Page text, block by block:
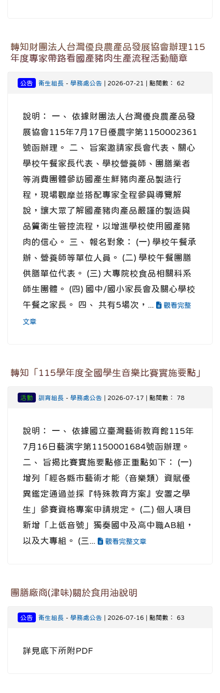
轉知財團法人台灣優良農產品發展協會辦理115
年度專家帶路看國產豬肉生產流程活動簡章
公告 衛生組長 - 學務處公告 | 2026-07-21 | 點閱數： 62
說明： 一、 依據財團法人台灣優良農產品發
展協會115年7月17日優農字第1150002361
號函辦理。 二、 旨案邀請家長會代表、關心
學校午餐家長代表、學校營養師、團膳業者
等消費團體參訪國產生鮮豬肉產品製造行
程，現場觀摩並搭配專家全程參與導覽解
說，讓大眾了解國產豬肉產品嚴謹的製造與
品質衛生管控流程，以增進學校使用國產豬
肉的信心。 三、 報名對象： (一) 學校午餐承
辦、營養師等單位人員。 (二) 學校午餐團膳
供膳單位代表。 (三) 大專院校食品相關科系
師生團體。 (四) 國中/國小家長會及關心學校
午餐之家長。 四、 共有5場次，...
觀看完整
文章
轉知「115學年度全國學生音樂比賽實施要點」
活動 訓育組長 - 學務處公告 | 2026-07-17 | 點閱數： 78
說明： 一、 依據國立臺灣藝術教育館115年
7月16日藝演字第1150001684號函辦理。
二、 旨揭比賽實施要點修正重點如下： (一)
增列「經各縣市藝術才能（音樂類）資賦優
異鑑定通過並採『特殊教育方案』安置之學
生」參賽資格專案申請規定。 (二) 個人項目
新增「上低音號」獨奏國中及高中職AB組，
以及大專組。 (三...
觀看完整文章
團膳廠商(津味)關於食用油說明
公告 衛生組長 - 學務處公告 | 2026-07-16 | 點閱數： 63
詳見底下所附PDF